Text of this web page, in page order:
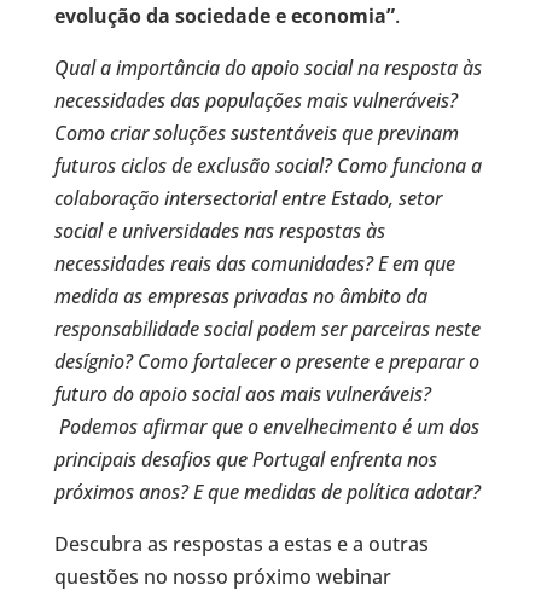
evolução da sociedade e economia”.
Qual a importância do apoio social na resposta às
necessidades das populações mais vulneráveis?
Como criar soluções sustentáveis que previnam
futuros ciclos de exclusão social? Como funciona a
colaboração intersectorial entre Estado, setor
social e universidades nas respostas às
necessidades reais das comunidades? E em que
medida as empresas privadas no âmbito da
responsabilidade social podem ser parceiras neste
desígnio? Como fortalecer o presente e preparar o
futuro do apoio social aos mais vulneráveis?
Podemos afirmar que o envelhecimento é um dos
principais desafios que Portugal enfrenta nos
próximos anos? E que medidas de política adotar?
Descubra as respostas a estas e a outras
questões no nosso próximo webinar